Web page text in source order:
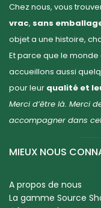
Chez nous, vous
vrac, sans
objet a une histoire,
Et parce que le monde
accueillons aussi
pour leur qualité et
Merci d’être là. Merci
accompagner dans
MIEUX NOUS
A propos de nous
La gamme Source